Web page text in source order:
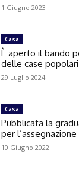
1 Giugno 2023
Casa
È aperto il bando
delle case popolari
29 Luglio 2024
Casa
Pubblicata la
per
10 Giugno 2022